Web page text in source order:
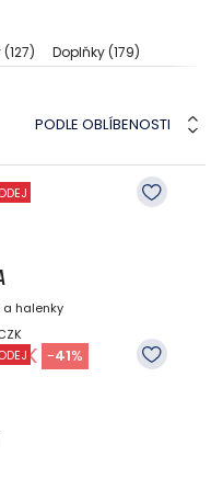
(127) Doplňky(179)
PODLE OBLÍBENOSTI
a halenky
CZK -41%